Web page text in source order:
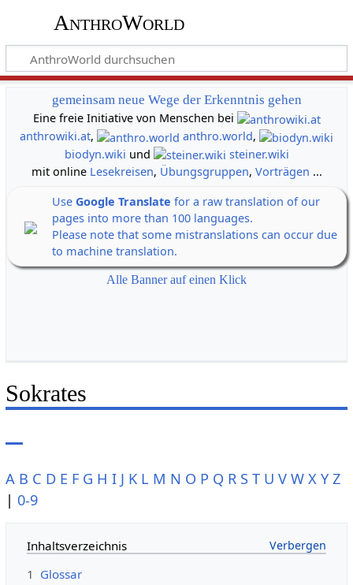
AnthroWorld
gemeinsam neue Wege der Erkenntnis gehen
Eine freie Initiative von Menschen bei
anthrowiki.at, anthro.world,
biodyn.wiki und
steiner.wiki
mit online Lesekreisen, Übungsgruppen, Vorträgen ...
Use Google Translate for a raw translation of our
pages into more than 100 languages.
Please note that some mistranslations can occur due
to machine translation.
Alle Banner auf einen Klick
Sokrates
A B C D E F G H I J K L M N O P Q R S T U V W X Y Z
| 0-9
Inhaltsverzeichnis
1 Glossar